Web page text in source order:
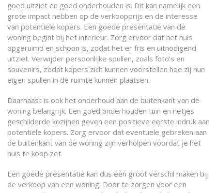
goed uitziet en goed onderhouden is. Dit kan namelijk een
grote impact hebben op de verkoopprijs en de interesse
van potentiële kopers. Een goede presentatie van de
woning begint bij het interieur. Zorg ervoor dat het huis
opgeruimd en schoon is, zodat het er fris en uitnodigend
uitziet. Verwijder persoonlijke spullen, zoals foto’s en
souvenirs, zodat kopers zich kunnen voorstellen hoe zij hun
eigen spullen in de ruimte kunnen plaatsen.
Daarnaast is ook het onderhoud aan de buitenkant van de
woning belangrijk. Een goed onderhouden tuin en netjes
geschilderde kozijnen geven een positieve eerste indruk aan
potentiële kopers. Zorg ervoor dat eventuele gebreken aan
de buitenkant van de woning zijn verholpen voordat je het
huis te koop zet.
Een goede presentatie kan dus een groot verschil maken bij
de verkoop van een woning. Door te zorgen voor een